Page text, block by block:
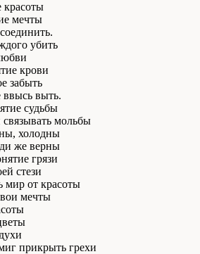
красоты
мечты
убить
крови
забыть
ввысь выть.
судьбы
мольбы
холодны
же верны
грязи
стези
мир от красоты
мечты
прикрыть грехи